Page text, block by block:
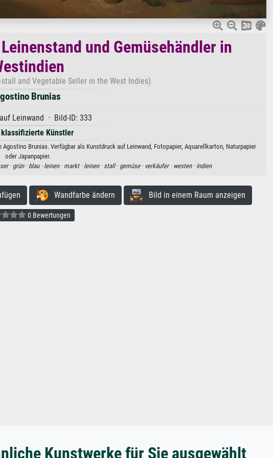
und Gemüsehändler in
and Vegetable Seller in the West Indies)
Brunias
Leinwand · Bild-ID: 333
Künstler
Brunias. Verfügbar als Kunstdruck auf Leinwand, Fotopapier, Aquarellkarton, Naturpapier
oder Japanpapier.
· grün · blau · leinen · markt · leinen · stall · gemüse · verkäufer · westen · Indien
Wandfarbe ändern Bild in einem Raum anzeigen
0 Bewertungen
Kunstwerke für Sie ausgewählt